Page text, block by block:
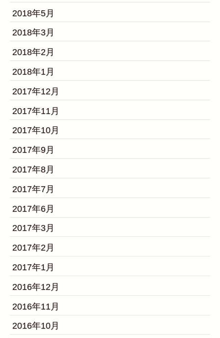
2018年5月
2018年3月
2018年2月
2018年1月
2017年12月
2017年11月
2017年10月
2017年9月
2017年8月
2017年7月
2017年6月
2017年3月
2017年2月
2017年1月
2016年12月
2016年11月
2016年10月